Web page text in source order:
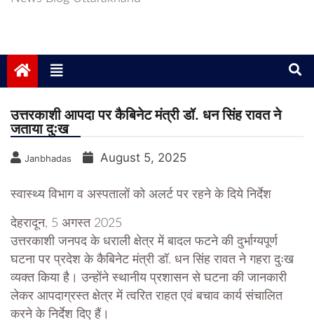
उत्तरकाशी आपदा पर कैबिनेट मंत्री डॉ. धन सिंह रावत ने
जताया दुःख
Janbhadas August 5, 2025
स्वास्थ्य विभाग व अस्पतालों को अलर्ट पर रहने के दिये निर्देश
देहरादून, 5 अगस्त 2025
उत्तरकाशी जनपद के धराली क्षेत्र में बादल फटने की दुर्भाग्यपूर्ण
घटना पर प्रदेश के कैबिनेट मंत्री डॉ. धन सिंह रावत ने गहरा दुःख
व्यक्त किया है। उन्होंने स्थानीय प्रशासन से घटना की जानकारी
लेकर आपदाग्रस्त क्षेत्र में त्वरित राहत एवं बचाव कार्य संचालित
करने के निर्देश दिए हैं।